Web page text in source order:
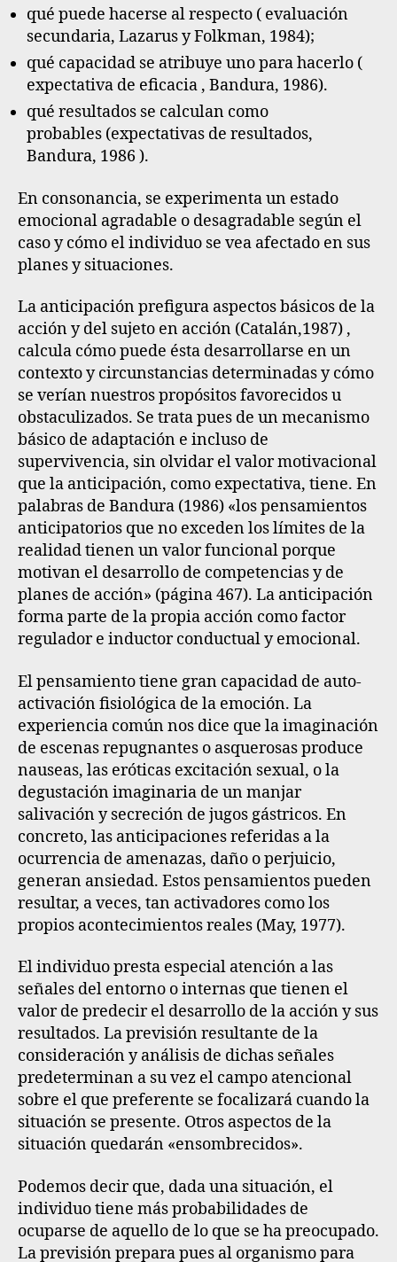
qué puede hacerse al respecto ( evaluación
secundaria, Lazarus y Folkman, 1984);
qué capacidad se atribuye uno para hacerlo (
expectativa de eficacia , Bandura, 1986).
qué resultados se calculan como
probables (expectativas de resultados,
Bandura, 1986 ).
En consonancia, se experimenta un estado
emocional agradable o desagradable según el
caso y cómo el individuo se vea afectado en sus
planes y situaciones.
La anticipación prefigura aspectos básicos de la
acción y del sujeto en acción (Catalán,1987) ,
calcula cómo puede ésta desarrollarse en un
contexto y circunstancias determinadas y cómo
se verían nuestros propósitos favorecidos u
obstaculizados. Se trata pues de un mecanismo
básico de adaptación e incluso de
supervivencia, sin olvidar el valor motivacional
que la anticipación, como expectativa, tiene. En
palabras de Bandura (1986) «los pensamientos
anticipatorios que no exceden los límites de la
realidad tienen un valor funcional porque
motivan el desarrollo de competencias y de
planes de acción» (página 467). La anticipación
forma parte de la propia acción como factor
regulador e inductor conductual y emocional.
El pensamiento tiene gran capacidad de auto-
activación fisiológica de la emoción. La
experiencia común nos dice que la imaginación
de escenas repugnantes o asquerosas produce
nauseas, las eróticas excitación sexual, o la
degustación imaginaria de un manjar
salivación y secreción de jugos gástricos. En
concreto, las anticipaciones referidas a la
ocurrencia de amenazas, daño o perjuicio,
generan ansiedad. Estos pensamientos pueden
resultar, a veces, tan activadores como los
propios acontecimientos reales (May, 1977).
El individuo presta especial atención a las
señales del entorno o internas que tienen el
valor de predecir el desarrollo de la acción y sus
resultados. La previsión resultante de la
consideración y análisis de dichas señales
predeterminan a su vez el campo atencional
sobre el que preferente se focalizará cuando la
situación se presente. Otros aspectos de la
situación quedarán «ensombrecidos».
Podemos decir que, dada una situación, el
individuo tiene más probabilidades de
ocuparse de aquello de lo que se ha preocupado.
La previsión prepara pues al organismo para